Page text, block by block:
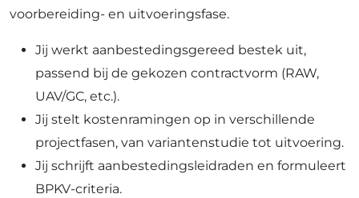
voorbereiding- en uitvoeringsfase.
Jij werkt aanbestedingsgereed bestek uit,
passend bij de gekozen contractvorm (RAW,
UAV/GC, etc.).
Jij stelt kostenramingen op in verschillende
projectfasen, van variantenstudie tot uitvoering.
Jij schrijft aanbestedingsleidraden en formuleert
BPKV-criteria.